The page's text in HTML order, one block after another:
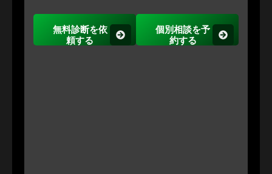
無料診断を依
頼する
個別相談を予
約する